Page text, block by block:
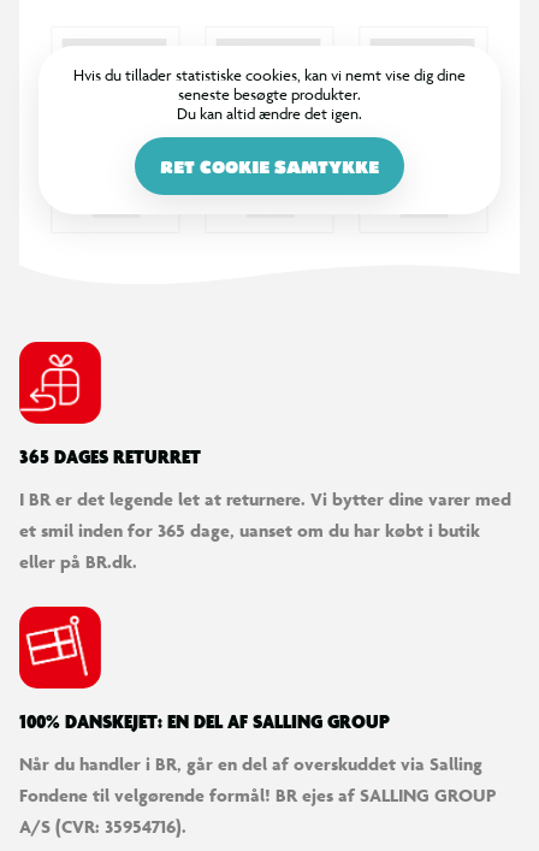
Hvis du tillader statistiske cookies, kan vi nemt vise dig dine
seneste besøgte produkter.
Du kan altid ændre det igen.
RET COOKIE SAMTYKKE
365 DAGES RETURRET
I BR er det legende let at returnere. Vi bytter dine varer med
et smil inden for 365 dage, uanset om du har købt i butik
eller på BR.dk.
100% DANSKEJET: EN DEL AF SALLING GROUP
Når du handler i BR, går en del af overskuddet via Salling
Fondene til velgørende formål! BR ejes af SALLING GROUP
A/S (CVR: 35954716).